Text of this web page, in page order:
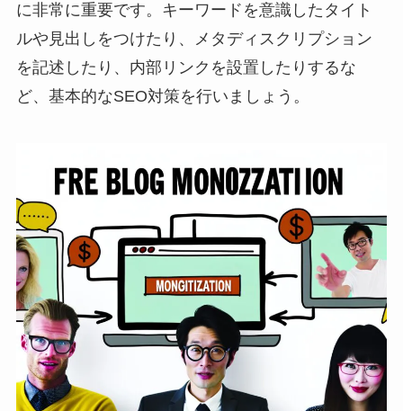
に非常に重要です。キーワードを意識したタイト
ルや見出しをつけたり、メタディスクリプション
を記述したり、内部リンクを設置したりするな
ど、基本的なSEO対策を行いましょう。